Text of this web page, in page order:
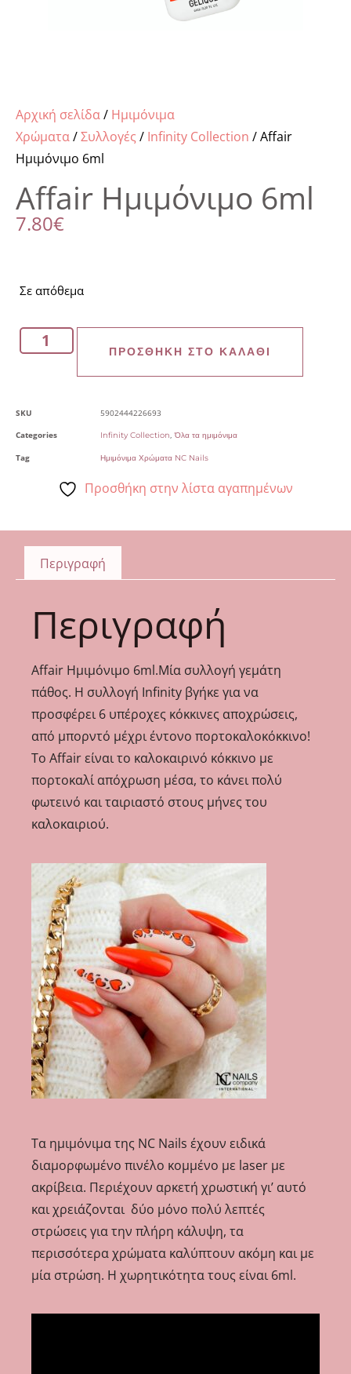
Αρχική σελίδα/ Ημιμόνιμα
Χρώματα/Συλλογές / Infinity Collection / Affair
Ημιμόνιμο 6ml
Affair Ημιμόνιμο 6ml
7.80€
Σε απόθεμα
ΠΡΟΣΘΉΚΗ ΣΤΟ ΚΑΛΆΘΙ
SKU
5902444226693
Categories
Infinity Collection,Όλα τα ημιμόνιμα
Tag Ημιμόνιμα Χρώματα NC Nails
Προσθήκη στην λίστα αγαπημένων
Περιγραφή
Περιγραφή
Affair Ημιμόνιμο 6ml.Μία συλλογή γεμάτη
πάθος. Η συλλογή Infinity βγήκε για να
προσφέρει 6 υπέροχες κόκκινες αποχρώσεις,
από μπορντό μέχρι έντονο πορτοκαλοκόκκινο!
Το Affair είναι το καλοκαιρινό κόκκινο με
πορτοκαλί απόχρωση μέσα, το κάνει πολύ
φωτεινό και ταιριαστό στους μήνες του
καλοκαιριού.
Τα ημιμόνιμα της NC Nails έχουν ειδικά
διαμορφωμένο πινέλο κομμένο με laser με
ακρίβεια. Περιέχουν αρκετή χρωστική γι’ αυτό
και χρειάζονται δύο μόνο πολύ λεπτές
στρώσεις για την πλήρη κάλυψη, τα
περισσότερα χρώματα καλύπτουν ακόμη και με
μία στρώση. Η χωρητικότητα τους είναι 6ml.